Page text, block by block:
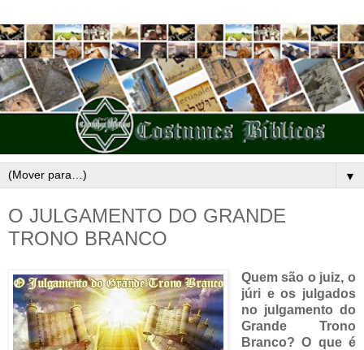
▼
O JULGAMENTO DO GRANDE
TRONO BRANCO
Quem são o juiz, o
júri e os julgados
no julgamento do
Grande Trono
Branco? O que é